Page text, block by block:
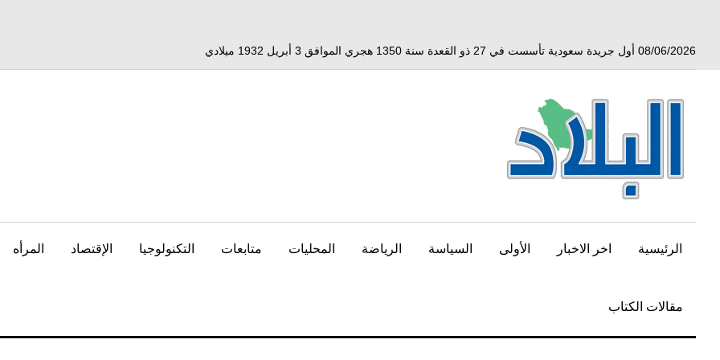
08/06/2026 أول جريدة سعودية تأسست في 27 ذو القعدة سنة 1350 هجري الموافق 3 أبريل 1932 ميلادي
الرئيسية اخر الاخبار الأولى السياسة الرياضة المحليات متابعات التكنولوجيا الإقتصاد المرأه
مقالات الكتاب